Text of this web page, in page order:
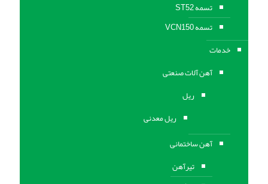
تسمه ST52
تسمه VCN150
خدمات
آهن آلات صنعتی
ریل
ریل معدنی
آهن ساختمانی
تیرآهن